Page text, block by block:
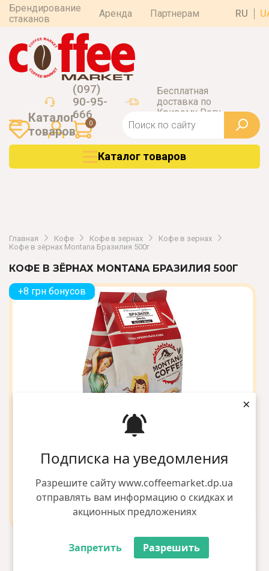
Подписка на уведомления
Разрешите сайту www.coffeemarket.dp.ua
отправлять вам информацию о скидках и
акционных предложениях
Запретить Разрешить
×
Брендирование
стаканов
Аренда Партнерам RU
(097)
90-95-
666
Бесплатная
доставка по
Кривому Рогу
0
Каталог
товаров
Каталог товаров
Главная Кофе Кофе в зернах
Кофе в зернах
Кофе в зёрнах Montana Бразилия 500г
КОФЕ В ЗЁРНАХ MONTANA БРАЗИЛИЯ 500Г
+8 грн бонусов